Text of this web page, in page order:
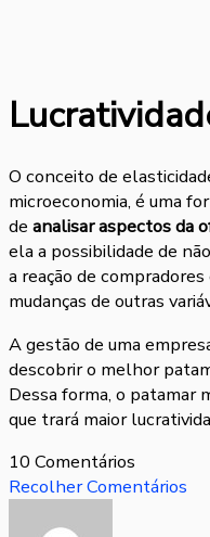
O conceito de
microeconomia, é uma
de analisar aspectos da
ela a possibilidade de
a reação de
mudanças de outras
A gestão de uma
descobrir o melhor
Dessa forma, o patamar
que trará maior
10 Comentários
Recolher Comentários